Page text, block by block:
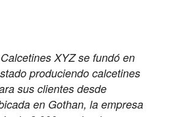
XYZ se fundó en
produciendo calcetines
sus clientes desde
en Gothan, la empresa